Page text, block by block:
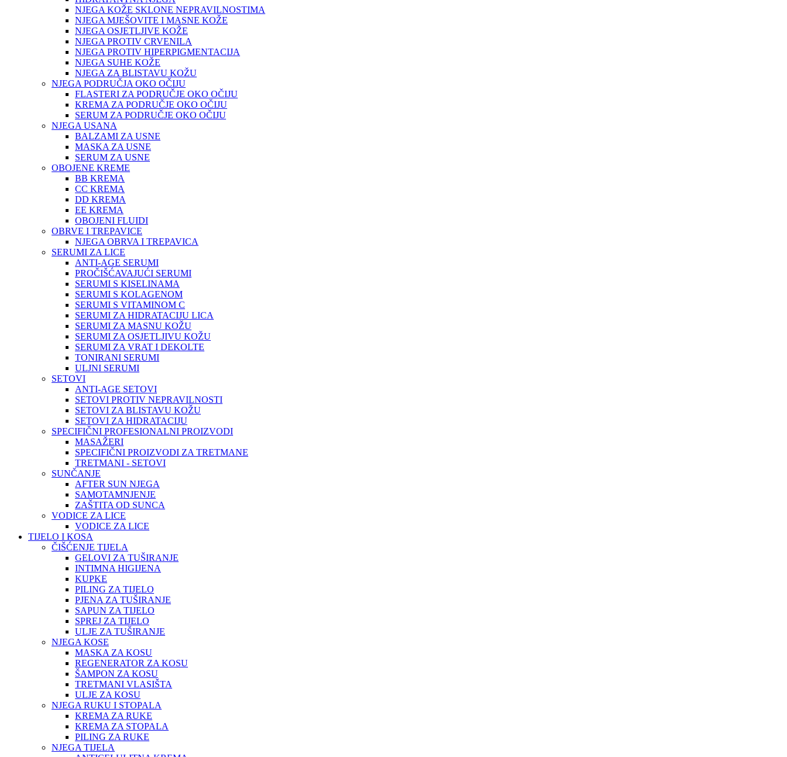
NJEGA KOŽE SKLONE NEPRAVILNOSTIMA
NJEGA MJEŠOVITE I MASNE KOŽE
NJEGA OSJETLJIVE KOŽE
NJEGA PROTIV CRVENILA
NJEGA PROTIV HIPERPIGMENTACIJA
NJEGA SUHE KOŽE
NJEGA ZA BLISTAVU KOŽU
NJEGA PODRUČJA OKO OČIJU
FLASTERI ZA PODRUČJE OKO OČIJU
KREMA ZA PODRUČJE OKO OČIJU
SERUM ZA PODRUČJE OKO OČIJU
NJEGA USANA
BALZAMI ZA USNE
MASKA ZA USNE
SERUM ZA USNE
OBOJENE KREME
BB KREMA
CC KREMA
DD KREMA
EE KREMA
OBOJENI FLUIDI
OBRVE I TREPAVICE
NJEGA OBRVA I TREPAVICA
SERUMI ZA LICE
ANTI-AGE SERUMI
PROČIŠĆAVAJUĆI SERUMI
SERUMI S KISELINAMA
SERUMI S KOLAGENOM
SERUMI S VITAMINOM C
SERUMI ZA HIDRATACIJU LICA
SERUMI ZA MASNU KOŽU
SERUMI ZA OSJETLJIVU KOŽU
SERUMI ZA VRAT I DEKOLTE
TONIRANI SERUMI
ULJNI SERUMI
SETOVI
ANTI-AGE SETOVI
SETOVI PROTIV NEPRAVILNOSTI
SETOVI ZA BLISTAVU KOŽU
SETOVI ZA HIDRATACIJU
SPECIFIČNI PROFESIONALNI PROIZVODI
MASAŽERI
SPECIFIČNI PROIZVODI ZA TRETMANE
TRETMANI - SETOVI
SUNČANJE
AFTER SUN NJEGA
SAMOTAMNJENJE
ZAŠTITA OD SUNCA
VODICE ZA LICE
VODICE ZA LICE
TIJELO I KOSA
ČIŠĆENJE TIJELA
GELOVI ZA TUŠIRANJE
INTIMNA HIGIJENA
KUPKE
PILING ZA TIJELO
PJENA ZA TUŠIRANJE
SAPUN ZA TIJELO
SPREJ ZA TIJELO
ULJE ZA TUŠIRANJE
NJEGA KOSE
MASKA ZA KOSU
REGENERATOR ZA KOSU
ŠAMPON ZA KOSU
TRETMANI VLASIŠTA
ULJE ZA KOSU
NJEGA RUKU I STOPALA
KREMA ZA RUKE
KREMA ZA STOPALA
PILING ZA RUKE
NJEGA TIJELA